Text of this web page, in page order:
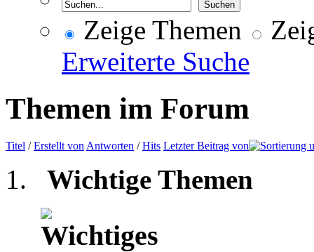
Zeige Themen
Erweiterte Suche
Themen im Forum
Titel /Erstellt von Antworten /Hits Letzter Beitrag von
Wichtige Themen